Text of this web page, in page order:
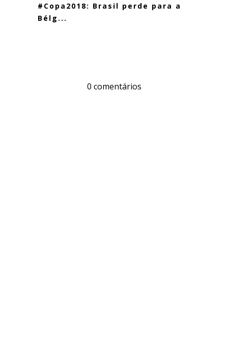
#Copa2018: Brasil perde para a
Bélg...
0 comentários